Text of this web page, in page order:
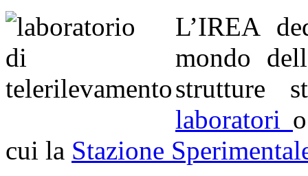
L’IREA
mondo
strutture
laboratori
cui la Stazione